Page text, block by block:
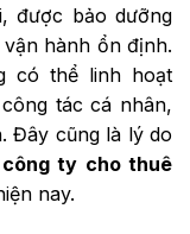
được bảo dưỡng
hành ổn định.
có thể linh hoạt
tác cá nhân,
Đây cũng là lý do
công ty cho thuê
nay.